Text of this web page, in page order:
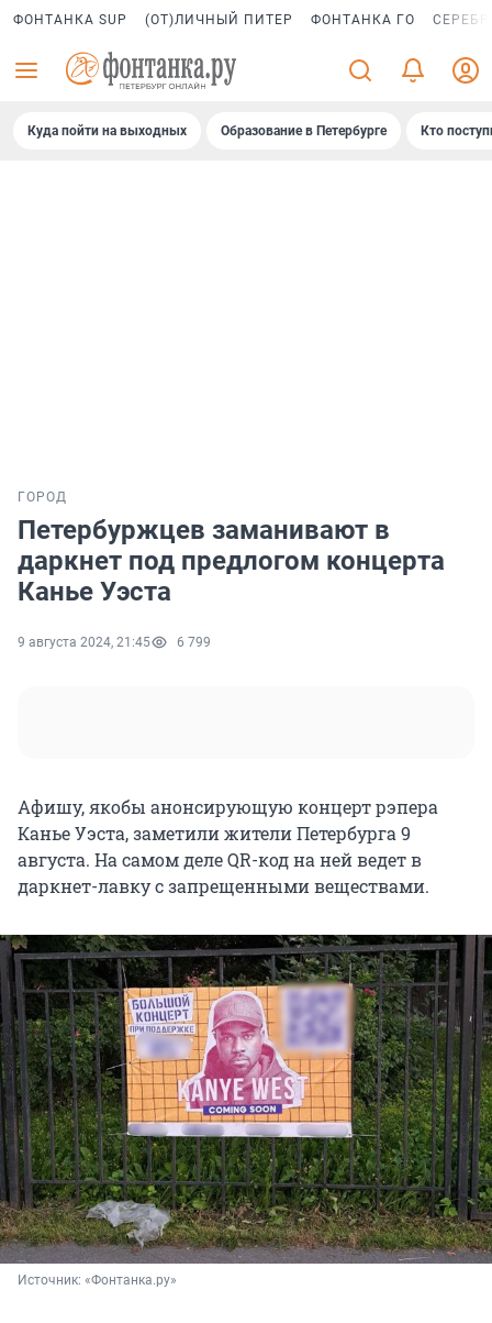
ФОНТАНКА SUP (ОТ)ЛИЧНЫЙ ПИТЕР ФОНТАНКА ГО
Куда пойти на выходных Образование в Петербурге Кто
ГОРОД
Петербуржцев заманивают в
даркнет под предлогом концерта
Канье Уэста
9 августа 2024, 21:45 6 799
Афишу, якобы анонсирующую концерт рэпера
Канье Уэста, заметили жители Петербурга 9
августа. На самом деле QR-код на ней ведет в
даркнет-лавку с запрещенными веществами.
Источник: «Фонтанка.ру»